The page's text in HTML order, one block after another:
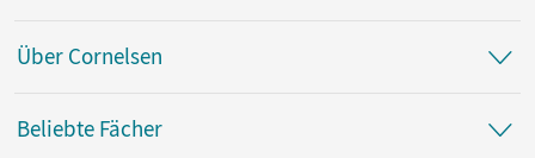
Über Cornelsen
Beliebte Fächer